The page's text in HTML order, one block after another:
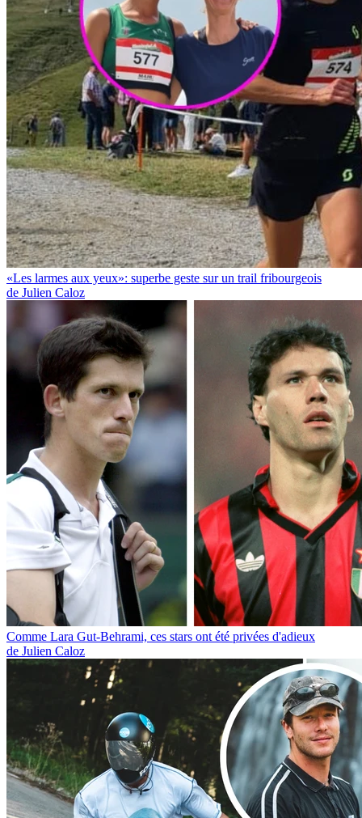
«Les larmes aux yeux»: superbe geste sur un trail fribourgeois
de Julien Caloz
Comme Lara Gut-Behrami, ces stars ont été privées d'adieux
de Julien Caloz